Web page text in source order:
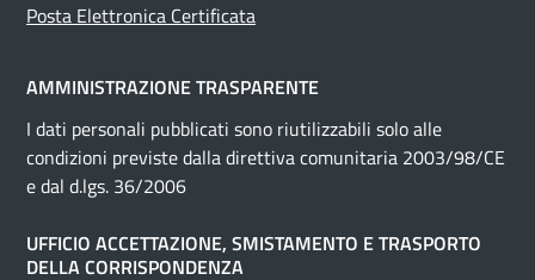
Posta Elettronica Certificata
AMMINISTRAZIONE TRASPARENTE
I dati personali pubblicati sono riutilizzabili solo alle
condizioni previste dalla direttiva comunitaria 2003/98/CE
e dal d.lgs. 36/2006
UFFICIO ACCETTAZIONE, SMISTAMENTO E TRASPORTO
DELLA CORRISPONDENZA